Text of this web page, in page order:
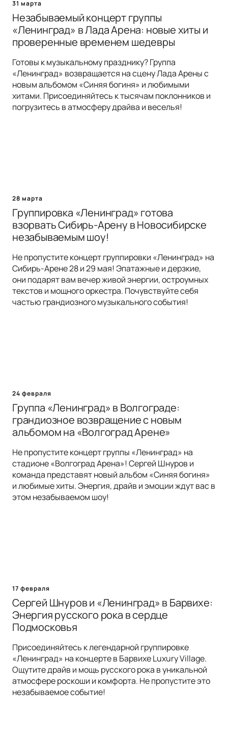
31 марта
Незабываемый концерт группы
«Ленинград» в Лада Арена: новые хиты и
проверенные временем шедевры
Готовы к музыкальному празднику? Группа
«Ленинград» возвращается на сцену Лада Арены с
новым альбомом «Синяя богиня» и любимыми
хитами. Присоединяйтесь к тысячам поклонников и
погрузитесь в атмосферу драйва и веселья!
28 марта
Группировка «Ленинград» готова
взорвать Сибирь-Арену в Новосибирске
незабываемым шоу!
Не пропустите концерт группировки «Ленинград» на
Сибирь-Арене 28 и 29 мая! Эпатажные и дерзкие,
они подарят вам вечер живой энергии, остроумных
текстов и мощного оркестра. Почувствуйте себя
частью грандиозного музыкального события!
24 февраля
Группа «Ленинград» в Волгограде:
грандиозное возвращение с новым
альбомом на «Волгоград Арене»
Не пропустите концерт группы «Ленинград» на
стадионе «Волгоград Арена»! Сергей Шнуров и
команда представят новый альбом «Синяя богиня»
и любимые хиты. Энергия, драйв и эмоции ждут вас в
этом незабываемом шоу!
17 февраля
Сергей Шнуров и «Ленинград» в Барвихе:
Энергия русского рока в сердце
Подмосковья
Присоединяйтесь к легендарной группировке
«Ленинград» на концерте в Барвихе Luxury Village.
Ощутите драйв и мощь русского рока в уникальной
атмосфере роскоши и комфорта. Не пропустите это
незабываемое событие!